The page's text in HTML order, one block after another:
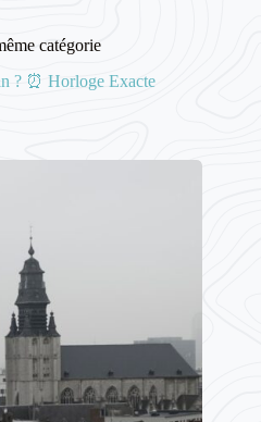
catégorie
? ⏰ Horloge Exacte